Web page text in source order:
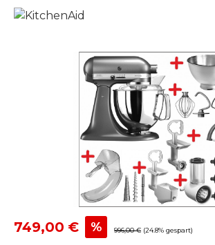
Bildergalerie überspringen
Verkaufspreis:
749,00 € % Regulärer Preis:
996,00 € (24.8% gespart)